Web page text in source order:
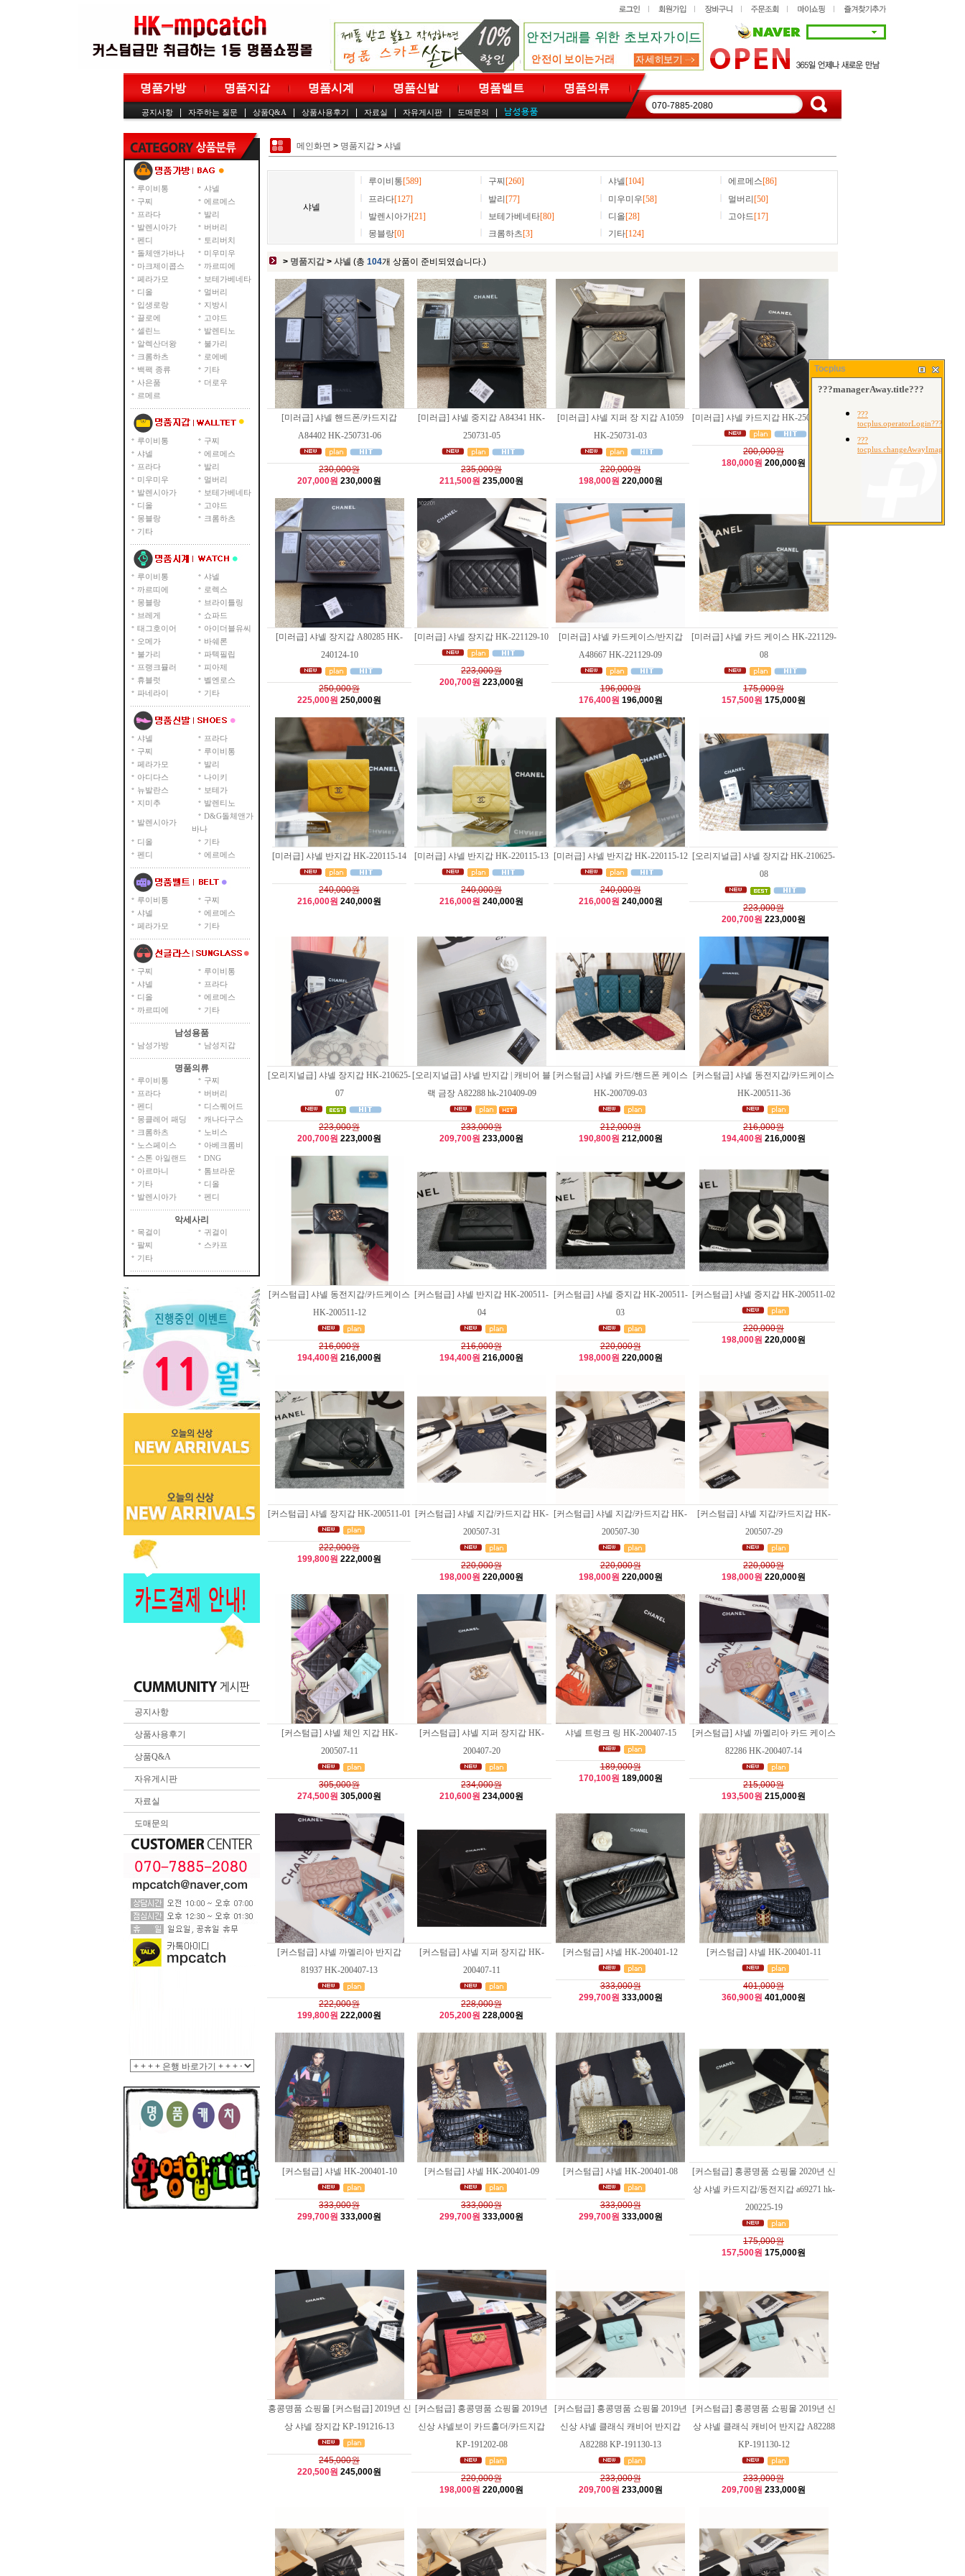
명품가방 명품지갑 명품시계 명품신발 명품벨트 명품의류
공지사항 자주하는 질문 상품Q&A 상품사용후기 자료실 자유게시판 도매문의
루이비통
샤넬
구찌
에르메스
프라다
발리
발렌시아가
버버리
펜디
토리버치
돌체앤가바나
미우미우
마크제이콥스
까르띠에
페라가모
보테가베네타
디올
멀버리
입생로랑
지방시
끌로에
고야드
셀린느
발렌티노
알렉산더왕
불가리
크롬하츠
로에베
백팩 종류
기타
사은품
더로우
르메르
루이비통
구찌
샤넬
에르메스
프라다
발리
미우미우
멀버리
발렌시아가
보테가베네타
디올
고야드
몽블랑
크롬하츠
기타
루이비통
샤넬
까르띠에
로렉스
몽블랑
브라이틀링
브레게
쇼파드
태그호이어
아이더블유씨
오메가
바쉐론
불가리
파텍필립
프랭크뮬러
피아제
휴블럿
벨엔로스
파네라이
기타
샤넬
프라다
구찌
루이비통
페라가모
발리
아디다스
나이키
뉴발란스
보테가
지미추
발렌티노
발렌시아가
D&G돌체앤가
바나
디올
기타
펜디
에르메스
루이비통
구찌
샤넬
에르메스
페라가모
기타
구찌
루이비통
샤넬
프라다
디올
에르메스
까르띠에
기타
남성용품
남성가방 남성지갑
명품의류
루이비통
구찌
프라다
버버리
펜디
디스퀘어드
몽클레어 패딩
캐나다구스
크롬하츠
노비스
노스페이스
아베크롬비
스톤 아일랜드
DNG
아르마니
톰브라운
기타
디올
발렌시아가
펜디
악세사리
목걸이
귀걸이
팔찌
스카프
기타
공지사항
상품사용후기
상품Q&A
자유게시판
자료실
도매문의
메인화면 > 명품지갑 > 샤넬
샤넬
루이비통[589] 구찌 [260] 샤넬 [104] 에르메스[86]
프라다[127] 발리 [77] 미우미우[58] 멀버리 [50]
발렌시아가[21] 보테가베네타[80] 디올[28] 고야드[17]
몽블랑[0] 크롬하츠[3] 기타[124]
> 명품지갑> 샤넬 (총 104개 상품이 준비되였습니다.)
[미러급] 샤넬 핸드폰/카드지갑
A84402 HK-250731-06
230,000원
207,000원 230,000원
[미러급] 샤넬 중지갑 A84341 HK-
250731-05
235,000원
211,500원 235,000원
[미러급] 샤넬 지퍼 장 지갑 A1059
HK-250731-03
220,000원
198,000원 220,000원
[미러급] 샤넬 카드지갑 HK-250731-02
200,000원
180,000원 200,000원
[미러급] 샤넬 장지갑 A80285 HK-
240124-10
250,000원
225,000원 250,000원
[미러급] 샤넬 장지갑 HK-221129-10
223,000원
200,700원 223,000원
[미러급] 샤넬 카드케이스/반지갑
A48667 HK-221129-09
196,000원
176,400원 196,000원
[미러급] 샤넬 카드 케이스 HK-221129-
08
175,000원
157,500원 175,000원
[미러급] 샤넬 반지갑 HK-220115-14
240,000원
216,000원 240,000원
[미러급] 샤넬 반지갑 HK-220115-13
240,000원
216,000원 240,000원
[미러급] 샤넬 반지갑 HK-220115-12
240,000원
216,000원 240,000원
[오리지널급] 샤넬 장지갑 HK-210625-
08
223,000원
200,700원 223,000원
[오리지널급] 샤넬 장지갑 HK-210625-
07
223,000원
200,700원 223,000원
[오리지널급] 샤넬 반지갑 | 캐비어 블
랙 금장 A82288 hk-210409-09
233,000원
209,700원 233,000원
[커스텀급] 샤넬 카드/핸드폰 케이스
HK-200709-03
212,000원
190,800원 212,000원
[커스텀급] 샤넬 동전지갑/카드케이스
HK-200511-36
216,000원
194,400원 216,000원
[커스텀급] 샤넬 동전지갑/카드케이스
HK-200511-12
216,000원
194,400원 216,000원
[커스텀급] 샤넬 반지갑 HK-200511-
04
216,000원
194,400원 216,000원
[커스텀급] 샤넬 중지갑 HK-200511-
03
220,000원
198,000원 220,000원
[커스텀급] 샤넬 중지갑 HK-200511-02
220,000원
198,000원 220,000원
[커스텀급] 샤넬 장지갑 HK-200511-01
222,000원
199,800원 222,000원
[커스텀급] 샤넬 지갑/카드지갑 HK-
200507-31
220,000원
198,000원 220,000원
[커스텀급] 샤넬 지갑/카드지갑 HK-
200507-30
220,000원
198,000원 220,000원
[커스텀급] 샤넬 지갑/카드지갑 HK-
200507-29
220,000원
198,000원 220,000원
[커스텀급] 샤넬 체인 지갑 HK-
200507-11
305,000원
274,500원 305,000원
[커스텀급] 샤넬 지퍼 장지갑 HK-
200407-20
234,000원
210,600원 234,000원
샤넬 트렁크 링 HK-200407-15
189,000원
170,100원 189,000원
[커스텀급] 샤넬 까멜리아 카드 케이스
82286 HK-200407-14
215,000원
193,500원 215,000원
[커스텀급] 샤넬 까멜리아 반지갑
81937 HK-200407-13
222,000원
199,800원 222,000원
[커스텀급] 샤넬 지퍼 장지갑 HK-
200407-11
228,000원
205,200원 228,000원
[커스텀급] 샤넬 HK-200401-12
333,000원
299,700원 333,000원
[커스텀급] 샤넬 HK-200401-11
401,000원
360,900원 401,000원
[커스텀급] 샤넬 HK-200401-10
333,000원
299,700원 333,000원
[커스텀급] 샤넬 HK-200401-09
333,000원
299,700원 333,000원
[커스텀급] 샤넬 HK-200401-08
333,000원
299,700원 333,000원
[커스텀급] 홍콩명품 쇼핑몰 2020년 신
상 샤넬 카드지갑/동전지갑 a69271 hk-
200225-19
175,000원
157,500원 175,000원
홍콩명품 쇼핑몰 [커스텀급] 2019년 신
상 샤넬 장지갑 KP-191216-13
245,000원
220,500원 245,000원
[커스텀급] 홍콩명품 쇼핑몰 2019년
신상 샤넬보이 카드홀더/카드지갑
KP-191202-08
220,000원
198,000원 220,000원
[커스텀급] 홍콩명품 쇼핑몰 2019년
신상 샤넬 클래식 캐비어 반지갑
A82288 KP-191130-13
233,000원
209,700원 233,000원
[커스텀급] 홍콩명품 쇼핑몰 2019년 신
상 샤넬 클래식 캐비어 반지갑 A82288
KP-191130-12
233,000원
209,700원 233,000원
Tocplus